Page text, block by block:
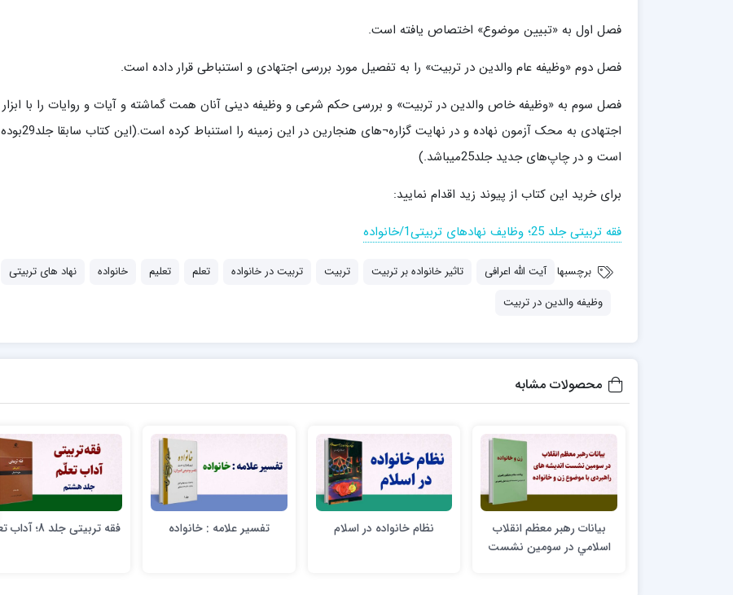
مدرسه علمیه علوی
مدرسه علمیه معصومیه
مرکز هدایت علمی و تربیتی دارالعلم امام
حسن علیه السلام
مرکز هدایت علمی و تربیتی الهادی علیه السلام
امام صادق علیه السلام اردکان
فصل اول به «تبیین موضوع» اختصاص یافته است.
فصل دوم «وظیفه عام والدین در تربیت» را به تفصیل مورد بررسی اجتهادی و استنباطی قرار داده است.
فصل سوم به «وظیفه خاص والدین در تربیت» و بررسی حکم شرعی و وظیفه دینی آنان همت گماشته و آیات و روایات را با ابزار
اجتهادی به محک آزمون نهاده و در نهایت گزاره¬های هنجارین در این زمینه را استنباط کرده است.(این کتاب سابقا جلد29بوده
است و در چاپ‌های جدید جلد25میباشد.)
برای خرید این کتاب از پیوند زید اقدام نمایید:
فقه تربیتی جلد 25؛ وظایف نهاد‌های تربیتی1/خانواده
برچسبها آیت الله اعرافی تاثیر خانواده بر تربیت تربیت تربیت در خانواده تعلم تعلیم خانواده
نهاد های تربیتی
وظیفه والدین در تربیت
محصولات مشابه
بيانات رهبر معظم انقلاب
اسلامي در سومين نشست
نظام خانواده در اسلام تفسير علامه : خانواده فقه تربیتی جلد 8؛ آداب تعلّم